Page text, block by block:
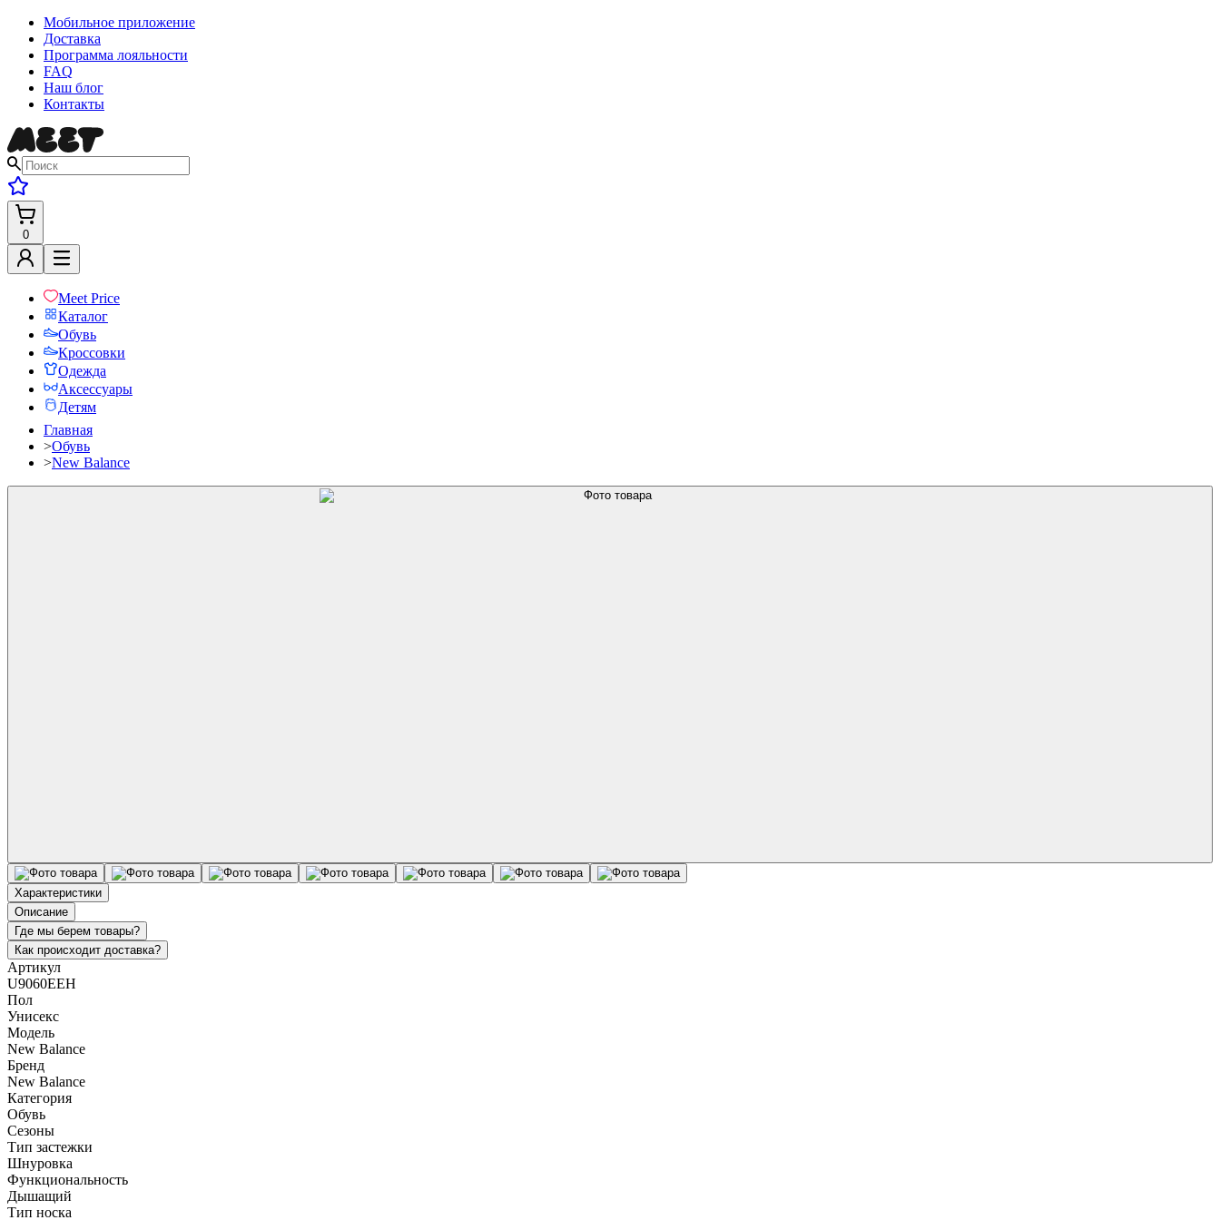
Мобильное приложение
Доставка
Программа лояльности
FAQ
Наш блог
Контакты
0
Meet Price
Каталог
Обувь
Кроссовки
Одежда
Аксессуары
Детям
Главная
>Обувь
>New Balance
Характеристики
Описание
Где мы берем товары?
Как происходит доставка?
Артикул
U9060EEH
Пол
Унисекс
Модель
New Balance
Бренд
New Balance
Категория
Обувь
Сезоны
Тип застежки
Шнуровка
Функциональность
Дышащий
Тип носка